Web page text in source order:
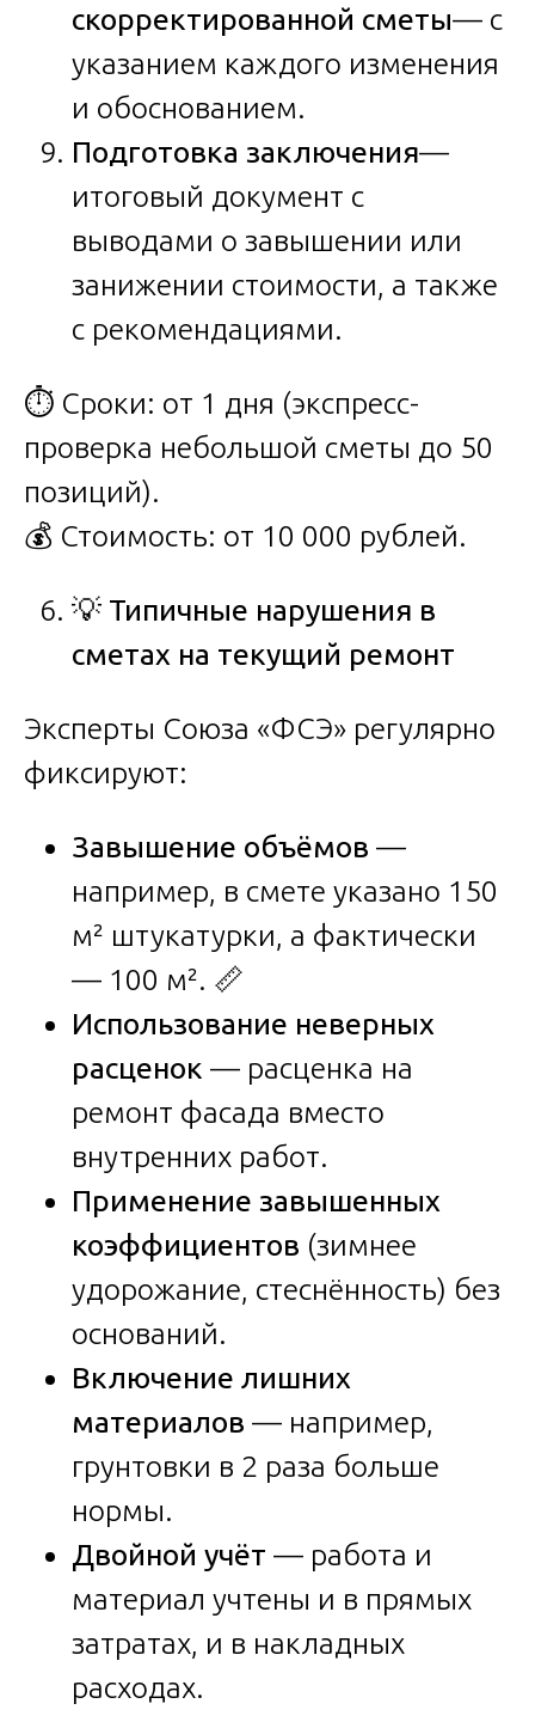
скорректированной сметы— с
указанием каждого изменения
и обоснованием.
Подготовка заключения—
итоговый документ с
выводами о завышении или
занижении стоимости, а также
с рекомендациями.
⏱️ Сроки: от 1 дня (экспресс-
проверка небольшой сметы до 50
позиций).
💰 Стоимость: от 10 000 рублей.
💡 Типичные нарушения в
сметах на текущий ремонт
Эксперты Союза «ФСЭ» регулярно
фиксируют:
Завышение объёмов —
например, в смете указано 150
м² штукатурки, а фактически
— 100 м². 📏
Использование неверных
расценок — расценка на
ремонт фасада вместо
внутренних работ.
Применение завышенных
коэффициентов (зимнее
удорожание, стеснённость) без
оснований.
Включение лишних
материалов — например,
грунтовки в 2 раза больше
нормы.
Двойной учёт — работа и
материал учтены и в прямых
затратах, и в накладных
расходах.